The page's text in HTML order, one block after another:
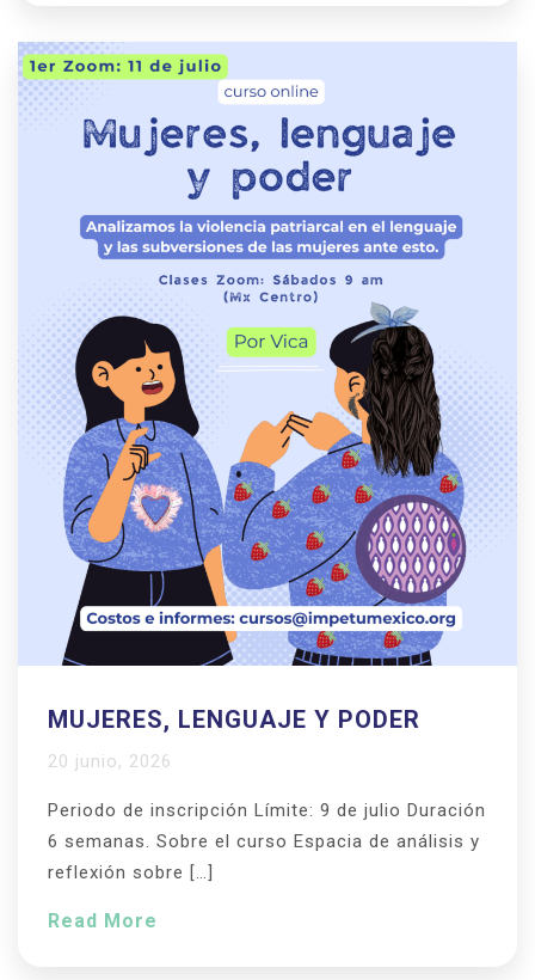
MUJERES, LENGUAJE Y PODER
20 junio, 2026
Periodo de inscripción Límite: 9 de julio Duración
6 semanas. Sobre el curso Espacia de análisis y
reflexión sobre […]
Read More